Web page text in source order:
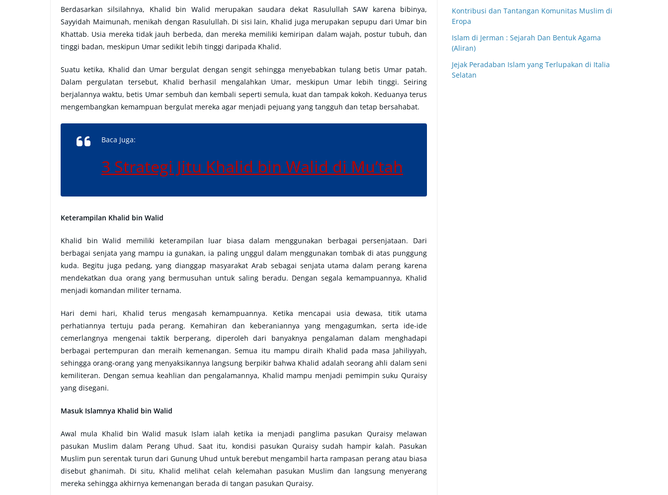
Berdasarkan silsilahnya, Khalid bin Walid merupakan saudara dekat Rasulullah SAW karena bibinya,
Sayyidah Maimunah, menikah dengan Rasulullah. Di sisi lain, Khalid juga merupakan sepupu dari Umar bin
Khattab. Usia mereka tidak jauh berbeda, dan mereka memiliki kemiripan dalam wajah, postur tubuh, dan
tinggi badan, meskipun Umar sedikit lebih tinggi daripada Khalid.
Suatu ketika, Khalid dan Umar bergulat dengan sengit sehingga menyebabkan tulang betis Umar patah.
Dalam pergulatan tersebut, Khalid berhasil mengalahkan Umar, meskipun Umar lebih tinggi. Seiring
berjalannya waktu, betis Umar sembuh dan kembali seperti semula, kuat dan tampak kokoh. Keduanya terus
mengembangkan kemampuan bergulat mereka agar menjadi pejuang yang tangguh dan tetap bersahabat.
Baca Juga:
3 Strategi Jitu Khalid bin Walid di Mu’tah
Keterampilan Khalid bin Walid
Khalid bin Walid memiliki keterampilan luar biasa dalam menggunakan berbagai persenjataan. Dari
berbagai senjata yang mampu ia gunakan, ia paling unggul dalam menggunakan tombak di atas punggung
kuda. Begitu juga pedang, yang dianggap masyarakat Arab sebagai senjata utama dalam perang karena
mendekatkan dua orang yang bermusuhan untuk saling beradu. Dengan segala kemampuannya, Khalid
menjadi komandan militer ternama.
Hari demi hari, Khalid terus mengasah kemampuannya. Ketika mencapai usia dewasa, titik utama
perhatiannya tertuju pada perang. Kemahiran dan keberaniannya yang mengagumkan, serta ide-ide
cemerlangnya mengenai taktik berperang, diperoleh dari banyaknya pengalaman dalam menghadapi
berbagai pertempuran dan meraih kemenangan. Semua itu mampu diraih Khalid pada masa Jahiliyyah,
sehingga orang-orang yang menyaksikannya langsung berpikir bahwa Khalid adalah seorang ahli dalam seni
kemiliteran. Dengan semua keahlian dan pengalamannya, Khalid mampu menjadi pemimpin suku Quraisy
yang disegani.
Masuk Islamnya Khalid bin Walid
Awal mula Khalid bin Walid masuk Islam ialah ketika ia menjadi panglima pasukan Quraisy melawan
pasukan Muslim dalam Perang Uhud. Saat itu, kondisi pasukan Quraisy sudah hampir kalah. Pasukan
Muslim pun serentak turun dari Gunung Uhud untuk berebut mengambil harta rampasan perang atau biasa
disebut ghanimah. Di situ, Khalid melihat celah kelemahan pasukan Muslim dan langsung menyerang
mereka sehingga akhirnya kemenangan berada di tangan pasukan Quraisy.
Kontribusi dan Tantangan Komunitas Muslim di
Eropa
Islam di Jerman : Sejarah Dan Bentuk Agama
(Aliran)
Jejak Peradaban Islam yang Terlupakan di Italia
Selatan